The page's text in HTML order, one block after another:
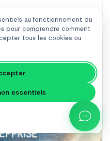
au fonctionnement du
pour comprendre comment
tous les cookies ou
essentiels